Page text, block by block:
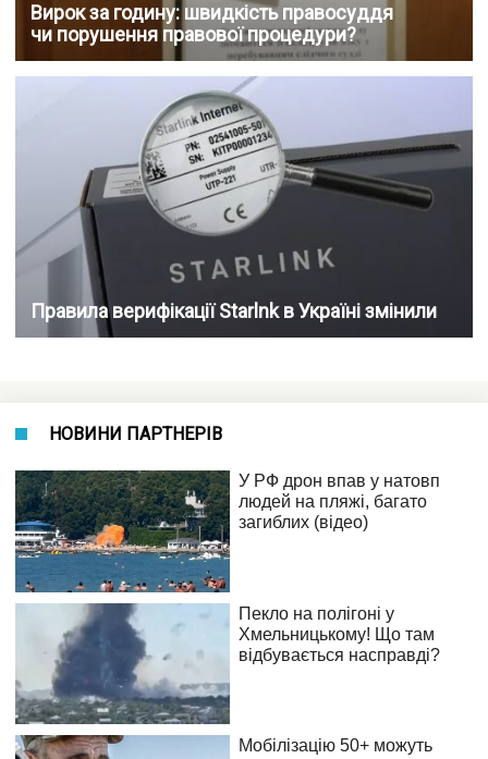
Вирок за годину: швидкість правосуддя
чи порушення правової процедури?
Правила верифікації Starlnk в Україні змінили
НОВИНИ ПАРТНЕРІВ